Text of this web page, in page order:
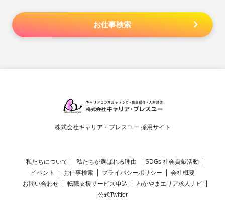
お仕事検索
株式会社キャリア・ブレスユー 採用サイト
私たちについて 私たちが選ばれる理由
SDGs 社会貢献活動
イベント
お仕事検索 プライバシーポリシー
会社概要
お問い合わせ
転職支援サービス申込
わかやまエリア求人ナビ
公式Twitter